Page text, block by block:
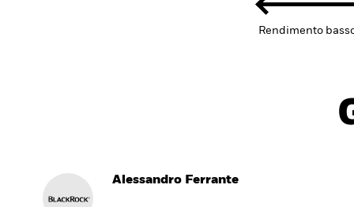
Rendimento
Alessandro Ferrante